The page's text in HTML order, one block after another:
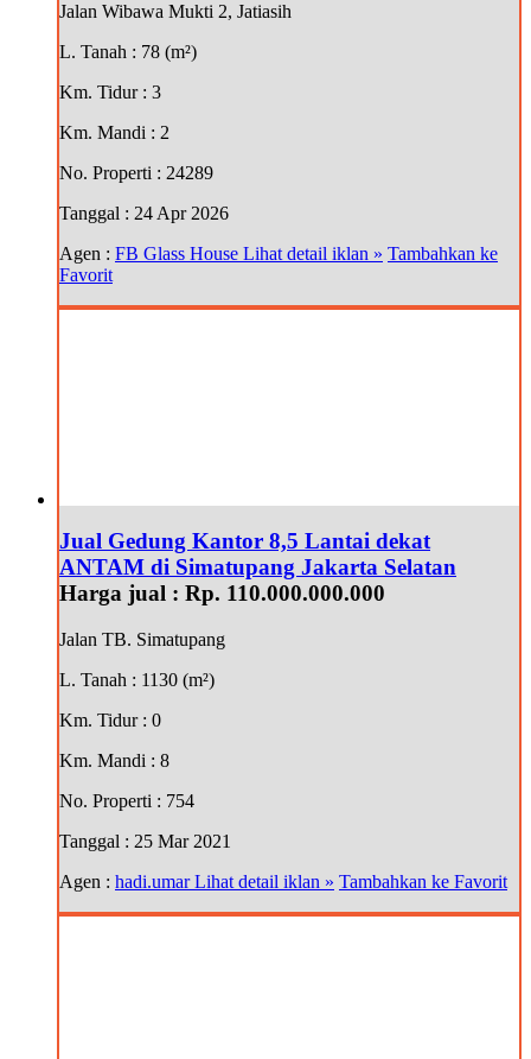
Jalan Wibawa Mukti 2, Jatiasih
L. Tanah : 78 (m²)
Km. Tidur : 3
Km. Mandi : 2
No. Properti : 24289
Tanggal : 24 Apr 2026
Agen : FB Glass House Lihat detail iklan » Tambahkan ke
Favorit
Jual Gedung Kantor 8,5 Lantai dekat
ANTAM di Simatupang Jakarta Selatan
Harga jual : Rp. 110.000.000.000
Jalan TB. Simatupang
L. Tanah : 1130 (m²)
Km. Tidur : 0
Km. Mandi : 8
No. Properti : 754
Tanggal : 25 Mar 2021
Agen : hadi.umarLihat detail iklan » Tambahkan ke Favorit